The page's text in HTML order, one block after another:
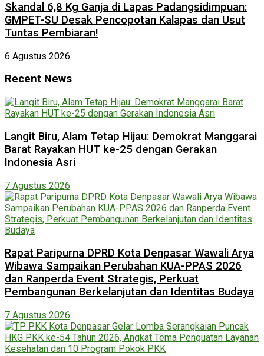
Skandal 6,8 Kg Ganja di Lapas Padangsidimpuan:
GMPET-SU Desak Pencopotan Kalapas dan Usut
Tuntas Pembiaran!
6 Agustus 2026
Recent News
Langit Biru, Alam Tetap Hijau: Demokrat Manggarai
Barat Rayakan HUT ke-25 dengan Gerakan
Indonesia Asri
7 Agustus 2026
Rapat Paripurna DPRD Kota Denpasar Wawali Arya
Wibawa Sampaikan Perubahan KUA-PPAS 2026
dan Ranperda Event Strategis, Perkuat
Pembangunan Berkelanjutan dan Identitas Budaya
7 Agustus 2026